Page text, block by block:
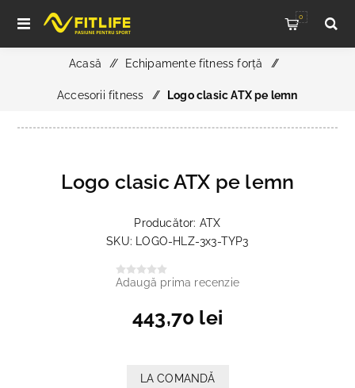
0
Acasă / Echipamente fitness forță /
Accesorii fitness / Logo clasic ATX pe lemn
Logo clasic ATX pe lemn
Producător: ATX
SKU:
LOGO-HLZ-3x3-TYP3
Adaugă prima recenzie
443,70 lei
LA COMANDĂ